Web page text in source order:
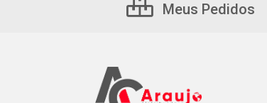
Meus Pedidos